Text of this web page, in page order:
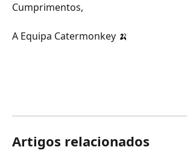
Cumprimentos,
A Equipa Catermonkey 🍌
Artigos relacionados